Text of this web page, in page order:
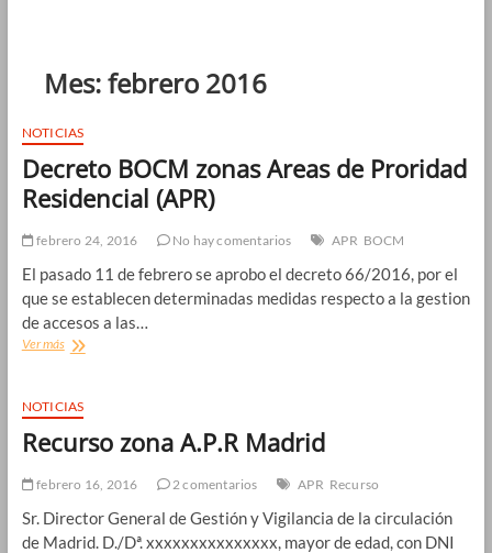
Mes:febrero 2016
NOTICIAS
Decreto BOCM zonas Areas de Proridad
Residencial (APR)
febrero 24, 2016 No hay comentarios APR BOCM
El pasado 11 de febrero se aprobo el decreto 66/2016, por el
que se establecen determinadas medidas respecto a la gestion
de accesos a las…
Ver másDecreto
Areas
de
Proridad
(APR)
NOTICIAS
Recurso zona A.P.R Madrid
febrero 16, 2016 2 comentarios APR Recurso
Sr. Director General de Gestión y Vigilancia de la circulación
de Madrid. D./Dª. xxxxxxxxxxxxxxx, mayor de edad, con DNI